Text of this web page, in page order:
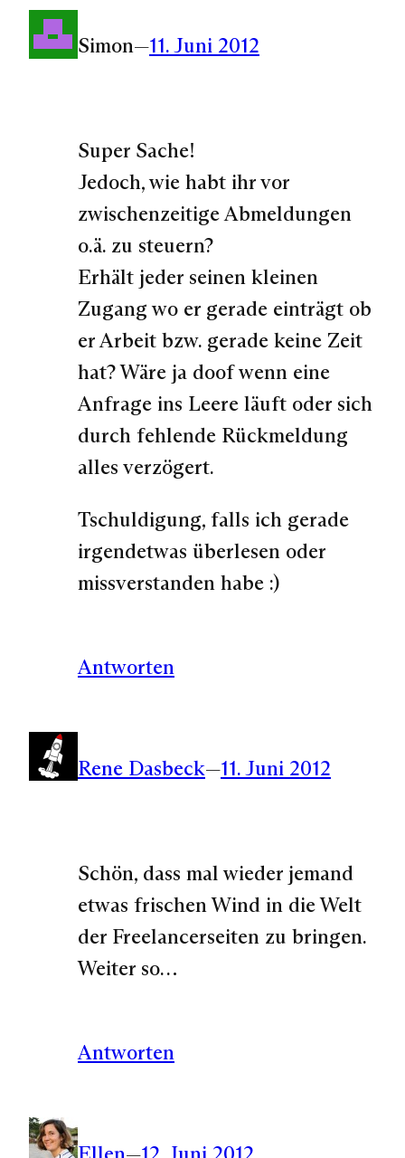
Simon—11. Juni 2012
Super Sache!
Jedoch, wie habt ihr vor
zwischenzeitige Abmeldungen
o.ä. zu steuern?
Erhält jeder seinen kleinen
Zugang wo er gerade einträgt ob
er Arbeit bzw. gerade keine Zeit
hat? Wäre ja doof wenn eine
Anfrage ins Leere läuft oder sich
durch fehlende Rückmeldung
alles verzögert.
Tschuldigung, falls ich gerade
irgendetwas überlesen oder
missverstanden habe :)
Antworten
Rene Dasbeck—11. Juni 2012
Schön, dass mal wieder jemand
etwas frischen Wind in die Welt
der Freelancerseiten zu bringen.
Weiter so…
Antworten